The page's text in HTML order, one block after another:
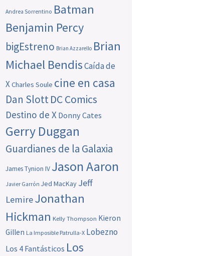
Andrea Sorrentino Batman
Benjamin Percy
bigEstreno Brian Azzarello Brian
Michael BendisCaída de
XCharles Soule cine en casa
Dan SlottDC Comics
Destino de X Donny Cates
Gerry Duggan
Guardianes de la Galaxia
James Tynion IV Jason Aaron
Javier Garrón Jed MacKay Jeff
LemireJonathan
Hickman Kelly Thompson Kieron
Gillen La Imposible Patrulla-X Lobezno
Los 4 Fantásticos Los